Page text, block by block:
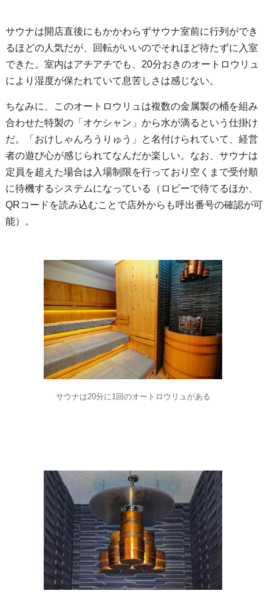
サウナは開店直後にもかかわらずサウナ室前に行列ができ
るほどの人気だが、回転がいいのでそれほど待たずに入室
できた。室内はアチアチでも、20分おきのオートロウリュ
により湿度が保たれていて息苦しさは感じない。
ちなみに、このオートロウリュは複数の金属製の桶を組み
合わせた特製の「オケシャン」から水が滴るという仕掛け
だ。「おけしゃんろうりゅう」と名付けられていて、経営
者の遊び心が感じられてなんだか楽しい。なお、サウナは
定員を超えた場合は入場制限を行っており空くまで受付順
に待機するシステムになっている（ロビーで待てるほか、
QRコードを読み込むことで店外からも呼出番号の確認が可
能）。
サウナは20分に1回のオートロウリュがある